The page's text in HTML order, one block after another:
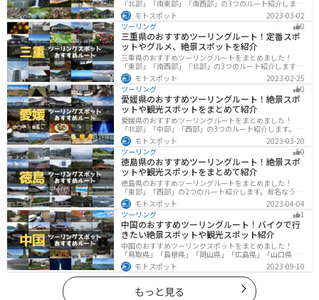
「北部」「南東部」「南西部」の3つのルート紹介しま
す。自然豊かな山が充実しており、山を生かした施設や
グルメ、絶景スポットなど、自然を満喫するツーリング
ができます。バイクで岐阜県にツーリングに行く際は参
考にしてください。
モトスポット
2023-03-02
ツーリング
0
三重県のおすすめツーリングルート！定番スポ
ットやグルメ、絶景スポットを紹介
三重県のおすすめツーリングルートをまとめました！
「東部」「南西部」「北部」の3つのルート紹介します。
標高の高いスカイラインからリアス式海岸まであるの
で、飽きることなくツーリングを堪能できます。バイク
で三重県にツーリングに行く際は参考にしてください。
モトスポット
2023-02-25
ツーリング
0
愛媛県のおすすめツーリングルート！絶景スポ
ットや観光スポットをまとめて紹介
愛媛県のおすすめツーリングルートをまとめました！
「北部」「中部」「西部」の3つのルート紹介します。山
や海といった自然だけでなく、気軽に渡れる島もあり
様々な楽しみ方ができます。バイクで愛媛県にツーリン
グに行く際は参考にしてください。
モトスポット
2023-03-20
ツーリング
0
徳島県のおすすめツーリングルート！絶景スポ
ットや観光スポットをまとめて紹介
徳島県のおすすめツーリングルートをまとめました！
「東部」「西部」の2つのルート紹介します。有名なうず
しおや山を中心とした自然豊かなスポットが多数ありま
す。バイクで徳島県にツーリングに行く際は参考にして
ください。
モトスポット
2023-04-04
ツーリング
1
中国のおすすめツーリングルート！バイクで行
きたい絶景スポットや観光スポット紹介
中国のおすすめツーリングスポットをまとめました！
「鳥取県」「島根県」「岡山県」「広島県」「山口県」
の各県の観光地紹介します。自然豊かな山々や湖、温泉
地が点在し、四季折々の景色を楽しめるスポットが多数
あります。バイクで中国にツーリングに行く際は参考に
してください。
モトスポット 2023-09-10
もっと見る